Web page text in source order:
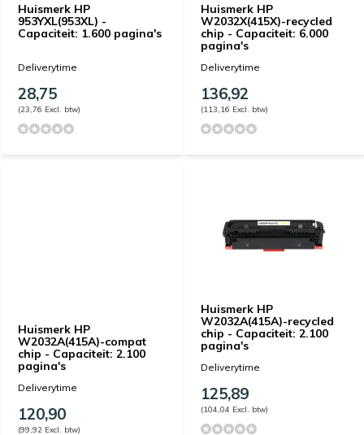
Huismerk HP
953YXL(953XL) -
Capaciteit: 1.600 pagina's
Deliverytime
28,75
(23,76 Excl. btw)
Huismerk HP
W2032X(415X)-recycled
chip - Capaciteit: 6.000
pagina's
Deliverytime
136,92
(113,16 Excl. btw)
Huismerk HP
W2032A(415A)-compat
chip - Capaciteit: 2.100
pagina's
Deliverytime
120,90
(99,92 Excl. btw)
Huismerk HP
W2032A(415A)-recycled
chip - Capaciteit: 2.100
pagina's
Deliverytime
125,89
(104,04 Excl. btw)